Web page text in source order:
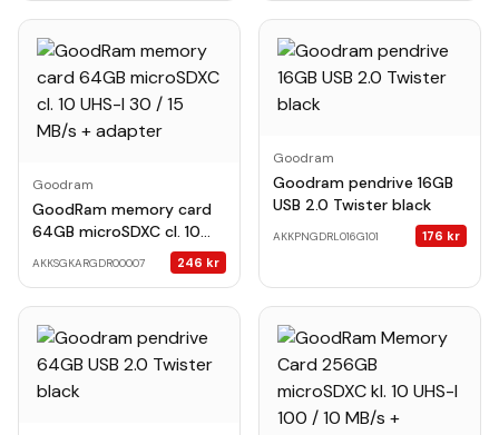
Goodram
GoodRam memory card
64GB microSDXC cl. 10
UHS-I 30 / 15 MB/s +
AKKSGKARGDR00007 246 kr
Goodram
Goodram pendrive 16GB
USB 2.0 Twister black
AKKPNGDRL016G101 176 kr